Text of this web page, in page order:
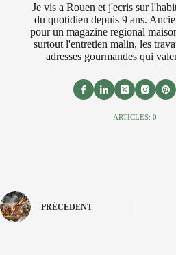
Je vis a Rouen et j'ecris sur
du quotidien depuis 9 ans.
pour un magazine regional
surtout l'entretien malin, les
adresses gourmandes qui
ARTICLES: 0
PRÉCÉDENT